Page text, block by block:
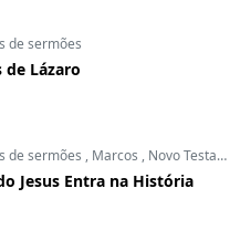
de sermões
de Lázaro
de sermões , Marcos , Novo Testamento
Jesus Entra na História